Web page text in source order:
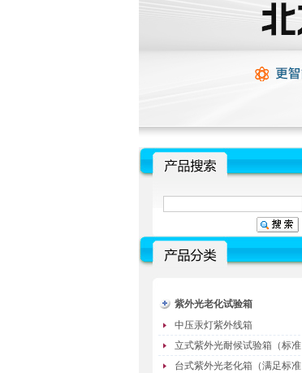
紫外光老化试验箱
中压汞灯紫外线箱
立式紫外光耐候试验箱（标准
型）
台式紫外光老化箱（满足标准